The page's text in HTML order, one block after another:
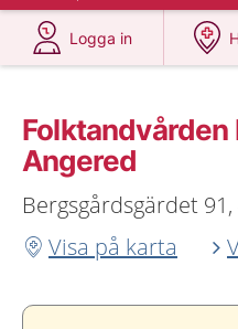
Logga in
på 1177.se
Folktandvården
Angered
Bergsgårdsgärdet
Visa på karta